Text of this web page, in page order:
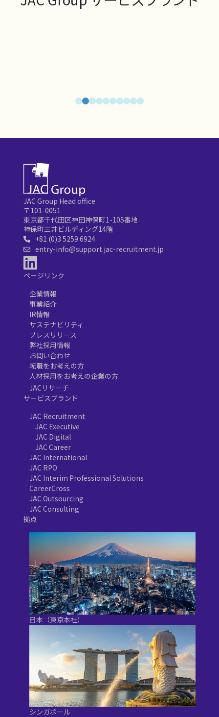
JAC Group Head office
〒101-0051
東京都千代田区神田神保町1-105番地
神保町三井ビルディング14階
+81 (0)3 5259 6924
entry-info@support.jac-recruitment.jp
ページリンク
企業情報
事業紹介
IR情報
サステナビリティ
プレスリリース
弊社採用情報
お問い合わせ
転職をお考えの方
人材採用をお考えの企業の方
JACリサーチ
サービスブランド
JAC Recruitment
JAC Executive
JAC Digital
JAC Career
JAC International
JAC RPO
JAC Interim Professional Solutions
CareerCross
JAC Outsourcing
JAC Consulting
拠点
日本（東京本社）
シンガポール